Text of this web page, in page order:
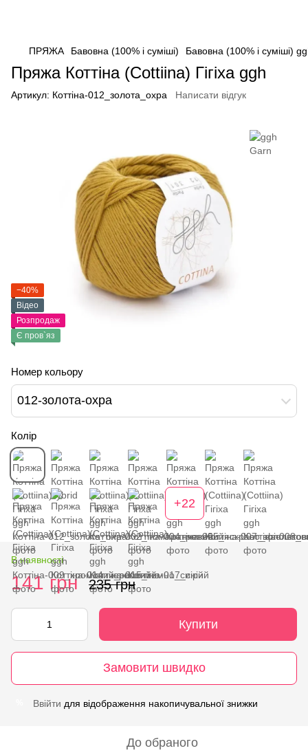
ПРЯЖА Бавовна (100% і суміші) Бавовна (100% і суміші)
Пряжа Коттіна (Cottiina) Гігіха ggh
Артикул: Коттіна-012_золота_охра Написати відгук
−40%
Відео
Розпродаж
Є пров`яз
Номер кольору
012-золота-охра
Колір
+22
В наявності
141 грн 235 грн
Купити
Замовити швидко
Ввійти для відображення накопичувальної знижки
До обраного